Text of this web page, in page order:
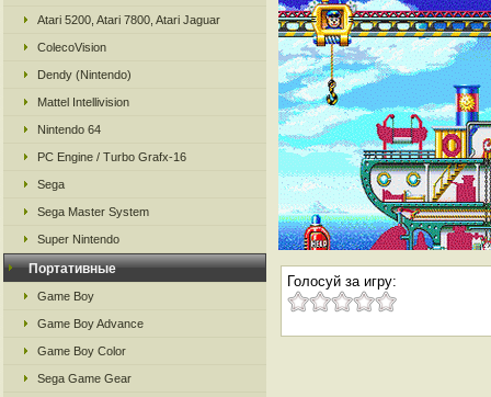
Atari 5200, Atari 7800, Atari Jaguar
ColecoVision
Dendy (Nintendo)
Mattel Intellivision
Nintendo 64
PC Engine / Turbo Grafx-16
Sega
Sega Master System
Super Nintendo
Портативные
Game Boy
Game Boy Advance
Game Boy Color
Sega Game Gear
Голосуй за игру: